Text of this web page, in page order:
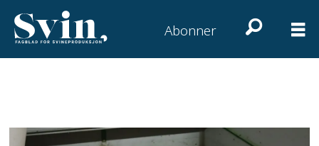
Abonner